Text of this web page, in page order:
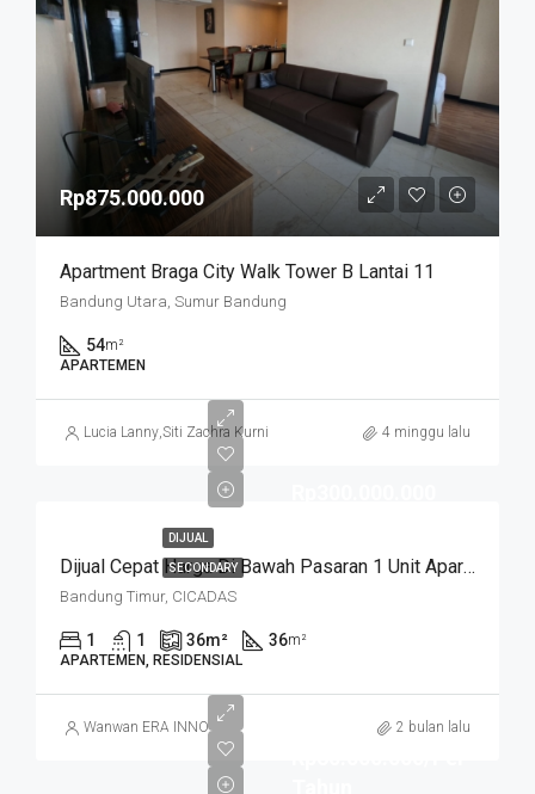
Rp875.000.000
Apartment Braga City Walk Tower B Lantai 11
Bandung Utara, Sumur Bandung
54m²
APARTEMEN
Lucia Lanny,Siti Zachra Kurniasari 4 minggu lalu
DIJUAL
SECONDARY Dijual Cepat Harga Di Bawah Pasaran 1 Unit Apartemen Cicadas Jln A Yani Bandung Kota
Bandung Timur, CICADAS
1 1 36m² 36m²
APARTEMEN, RESIDENSIAL
Wanwan ERA INNO 2 bulan lalu